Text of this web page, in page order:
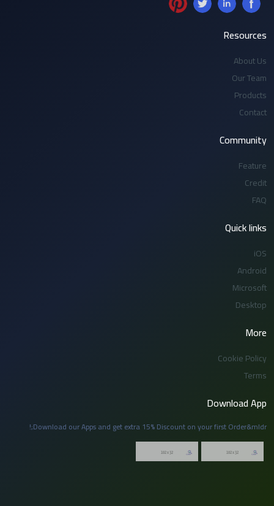
Resources
About Us
Our Team
Products
Contact
Community
Feature
Credit
FAQ
Quick links
iOS
Android
Microsoft
Desktop
More
Cookie Policy
Terms
Download App
Download our Apps and get extra 15% Discount on your first Order&mldr;!